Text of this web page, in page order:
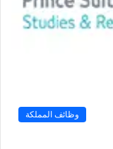
وظائف المملكة